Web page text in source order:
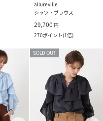
allureville
シャツ・ブラウス
29,700 円
270ポイント(1倍)
SOLD OUT